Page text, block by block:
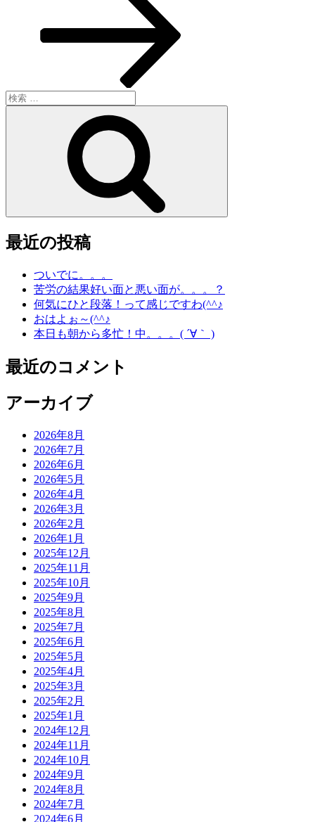
検
索:
最近の投稿
ついでに。。。
苦労の結果好い面と悪い面が。。。？
何気にひと段落！って感じですわ(^^♪
おはよぉ～(^^♪
本日も朝から多忙！中。。。( ´∀｀ )
最近のコメント
アーカイブ
2026年8月
2026年7月
2026年6月
2026年5月
2026年4月
2026年3月
2026年2月
2026年1月
2025年12月
2025年11月
2025年10月
2025年9月
2025年8月
2025年7月
2025年6月
2025年5月
2025年4月
2025年3月
2025年2月
2025年1月
2024年12月
2024年11月
2024年10月
2024年9月
2024年8月
2024年7月
2024年6月